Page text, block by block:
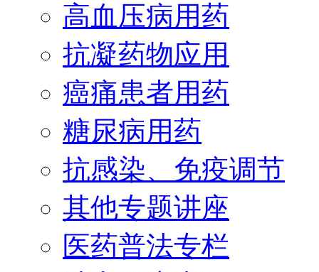
高血压病用药
抗凝药物应用
癌痛患者用药
糖尿病用药
抗感染、免疫调节
其他专题讲座
医药普法专栏